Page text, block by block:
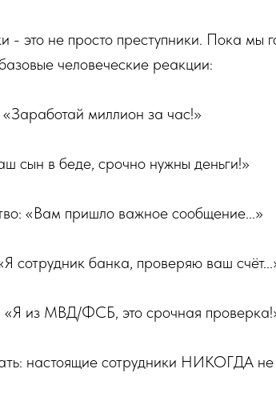
- это не просто преступники. Пока мы
человеческие реакции:
миллион за час!»
сын в беде, срочно нужны деньги!»
«Вам пришло важное сообщение...»
сотрудник банка, проверяю ваш
«Я из МВД/ФСБ, это срочная
настоящие сотрудники НИКОГДА не